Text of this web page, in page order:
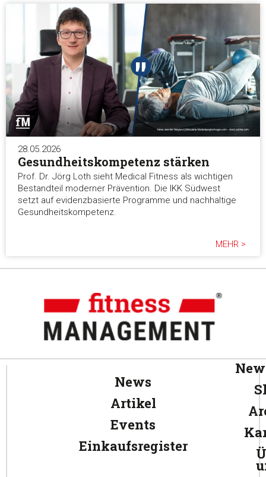
28.05.2026
Gesundheitskompetenz stärken
Prof. Dr. Jörg Loth sieht Medical Fitness als wichtigen
Bestandteil moderner Prävention. Die IKK Südwest
setzt auf evidenzbasierte Programme und nachhaltige
Gesundheitskompetenz.
MEHR >
News
Artikel
Events
Einkaufsregister